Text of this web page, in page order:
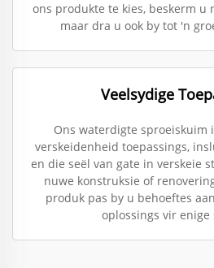
ons produkte te kies, beskerm u
maar dra u ook by tot 'n
Veelsydige
Ons waterdigte sproeiskuim
verskeidenheid toepassings,
en die seël van gate in verskeie
nuwe konstruksie of
produk pas by u behoeftes
oplossings vir enige